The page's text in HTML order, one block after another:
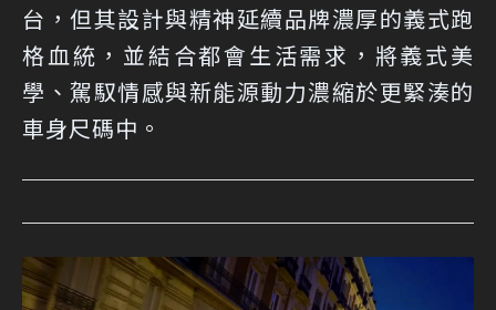
台，但其設計與精神延續品牌濃厚的義式跑
格血統，並結合都會生活需求，將義式美
學、駕馭情感與新能源動力濃縮於更緊湊的
車身尺碼中。